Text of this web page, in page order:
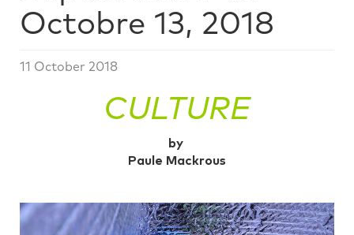
Octobre 13, 2018
11 October 2018
CULTURE
by
Paule Mackrous